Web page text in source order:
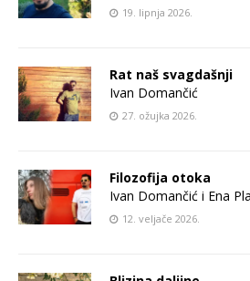
19. lipnja 2026.
Rat naš svagdašnji
Ivan Domančić
27. ožujka 2026.
Filozofija otoka
Ivan Domančić i Ena
12. veljače 2026.